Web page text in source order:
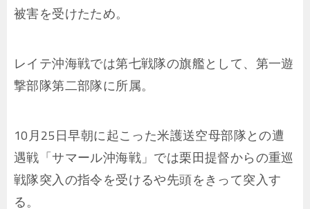
被害を受けたため。
レイテ沖海戦では第七戦隊の旗艦として、第一遊
撃部隊第二部隊に所属。
10月25日早朝に起こった米護送空母部隊との遭
遇戦「サマール沖海戦」では栗田提督からの重巡
戦隊突入の指令を受けるや先頭をきって突入す
る。